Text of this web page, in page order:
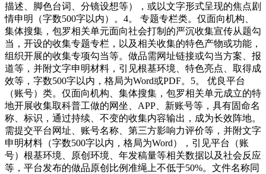
描述、脚色台词、分镜设想等），或以文字形式呈现的焦点剧
情申明（字数500字以内）。4。 专题专栏类。仅面向机构、
集体搜集，包罗相关单元面向社会打制的严沉收集宣传从题勾
当，开设的收集专题专栏，以及相关收集的特色产物或功能，
组织开展的收集专项勾当等。做品需网址链接或勾当方案、报
道等，并附文字申明材料，引见根基环境、特色亮点、取得成
效等，字数500字以内，格局为Word或PDF。5。 优良平台
（账号）类。仅面向机构、集体搜集，包罗相关单元成立的特
地开展收集取科普工做的网坐、APP、新账号等，具有固命名
称、标识，通过持续、不变的收集内容输出，成为长效阵地。
需提交平台网址、账号名称、第三方影响力评价等，并附文字
申明材料（字数500字以内，格局为Word），引见平台（账
号）根基环境、原创环境、年发稿量等相关数据以及社会反应
等，平台发布的做品原创比例准绳上不低于50%。文件名称同